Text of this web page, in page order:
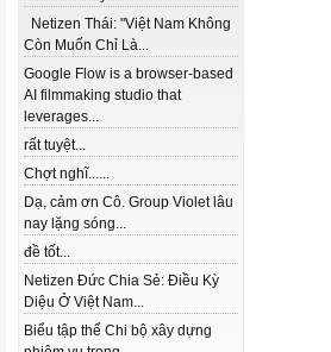
Netizen Thái: "Việt Nam Không
Còn Muốn Chỉ Là...
Google Flow is a browser-based
AI filmmaking studio that
leverages...
rất tuyệt...
Chợt nghĩ......
Dạ, cảm ơn Cô. Group Violet lâu
nay lặng sóng...
đề tốt...
Netizen Đức Chia Sẻ: Điều Kỳ
Diệu Ở Việt Nam...
Biểu tập thể Chi bộ xây dựng